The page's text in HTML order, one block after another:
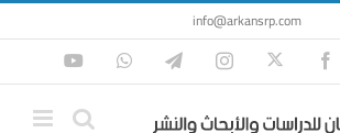
info@arkansrp.com
Facebook
Twitter
Instagram
Telegram
WhatsApp
YouTube